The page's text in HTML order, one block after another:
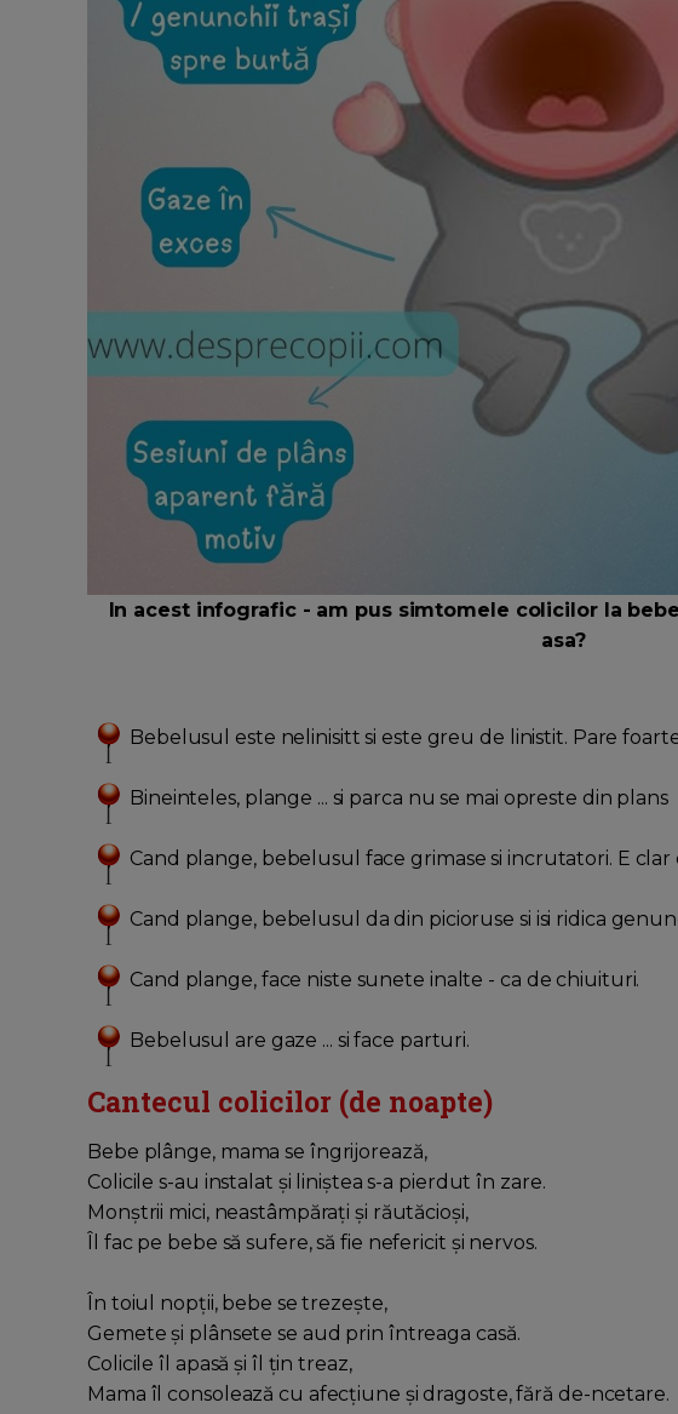
In acest infografic - am pus simtomele colicilor la
asa?
Bebelusul este nelinisitt si este greu de linistit. Pare
Bineinteles, plange ... si parca nu se mai opreste din plans
Cand plange, bebelusul face grimase si incrutatori. E clar
Cand plange, bebelusul da din picioruse si isi ridica
Cand plange, face niste sunete inalte - ca de chiuituri.
Bebelusul are gaze ... si face parturi.
Cantecul colicilor (de noapte)
Bebe plânge, mama se îngrijorează,
Colicile s-au instalat și liniștea s-a pierdut în zare.
Monștrii mici, neastâmpărați și răutăcioși,
Îl fac pe bebe să sufere, să fie nefericit și nervos.
În toiul nopții, bebe se trezește,
Gemete și plânsete se aud prin întreaga casă.
Colicile îl apasă și îl țin treaz,
Mama îl consolează cu afecțiune și dragoste, fără de-ncetare.